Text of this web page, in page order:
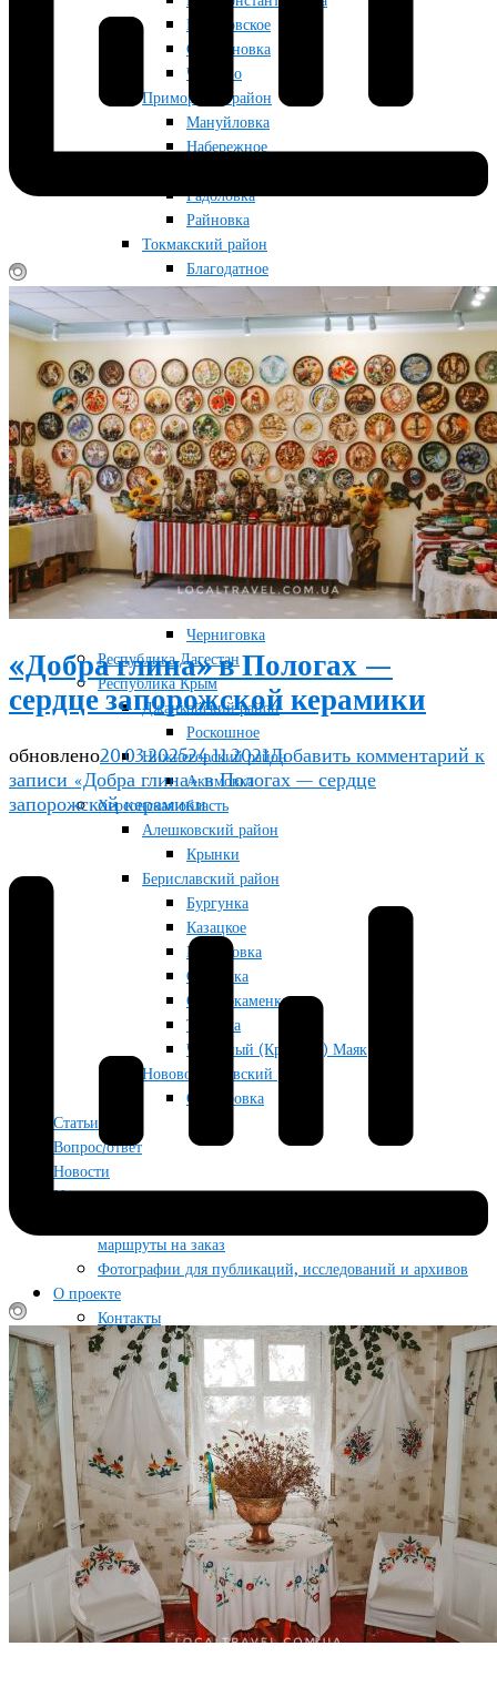
Приазовское
Строгановка
Чкалово
Приморский район
Мануйловка
Набережное
Радоловка
Райновка
Токмакский район
Благодатное
Грушевка
Кутузовка
Луговка
Новопрокоповка
Остриковка
Токмак
Снегуровка
Фабричное
Червоногорка
Черниговский район
Обиточное
Новомихайловка
Салтычия
Черниговка
Республика Дагестан
Республика Крым
Джанкойский район
Роскошное
Нижнегорский район
Акимовка
Херсонская область
Алешковский район
Крынки
Бериславский район
Бургунка
Казацкое
Качкаровка
Ольговка
Отрадокаменка
Тягинка
Червоный (Красный) Маяк
Нововоронцовский район
Осокоровка
Статьи
Вопрос/ответ
Новости
Услуги
маршруты на заказ
Фотографии для публикаций, исследований и архивов
О проекте
Контакты
Литература
Об авторе
Поддержать проект
Условия использования материалов сайта
Блог
Гид по жизни
Туризм
«Добра глина» в Пологах —
сердце запорожской керамики
обновлено20.03.202524.11.2021Добавить комментарий к
записи «Добра глина» в Пологах — сердце
запорожской керамики